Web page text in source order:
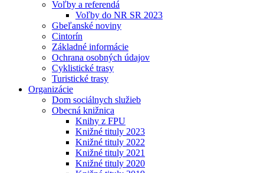
Voľby a referendá
Voľby do NR SR 2023
Gbeľanské noviny
Cintorín
Základné informácie
Ochrana osobných údajov
Cyklistické trasy
Turistické trasy
Organizácie
Dom sociálnych služieb
Obecná knižnica
Knihy z FPU
Knižné tituly 2023
Knižné tituly 2022
Knižné tituly 2021
Knižné tituly 2020